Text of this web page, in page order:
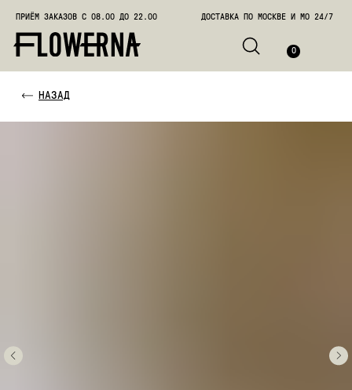
ПРИЁМ ЗАКАЗОВ С 08.00 ДО 22.00 ДОСТАВКА ПО МОСКВЕ И МО 24/7